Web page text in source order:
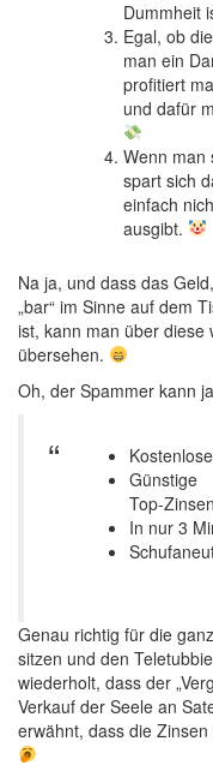
Dummheit
Egal, ob
man ein
profitiert
und dafür
Wenn man
spart sich
einfach
ausgibt.
Na ja, und dass das
„bar“ im Sinne auf dem
ist, kann man über diese
übersehen.
Oh, der Spammer kann
Günstige
Top-Zinsen
In nur 3
Genau richtig für die
sitzen und den
wiederholt, dass der
Verkauf der Seele an
erwähnt, dass die